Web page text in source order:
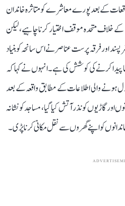
کے بعد پورے معاشرے کو متاثرہ خاندان
خلاف متحدہ موقف اختیار کرنا چاہیے، لیکن
اور فرقہ پرست عناصر نے اس سانحہ کو بنیاد
پیدا کرنے کی کوشش کی ہے۔ انہوں نے کہا کہ
ہونے والی اطلاعات کے مطابق واقعہ کے بعد
اور گاڑیوں کو نذر آتش کیا گیا، مساجد کو نشانہ
کو اپنے گھروں سے نقل مکانی کرنا پڑی۔